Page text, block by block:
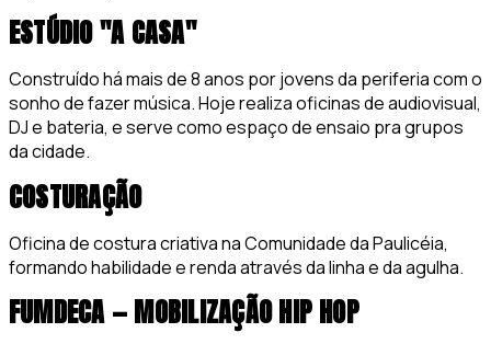
ESTÚDIO "A CASA"
Construído há mais de 8 anos por jovens da periferia com o
sonho de fazer música. Hoje realiza oficinas de audiovisual,
DJ e bateria, e serve como espaço de ensaio pra grupos
da cidade.
COSTURAÇÃO
Oficina de costura criativa na Comunidade da Paulicéia,
formando habilidade e renda através da linha e da agulha.
FUMDECA — MOBILIZAÇÃO HIP HOP